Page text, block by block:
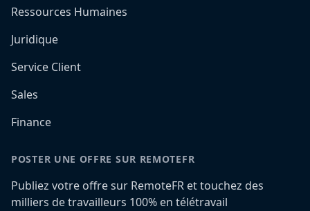
Ressources Humaines
Juridique
Service Client
Sales
Finance
POSTER UNE OFFRE SUR REMOTEFR
Publiez votre offre sur RemoteFR et touchez des
milliers de travailleurs 100% en télétravail